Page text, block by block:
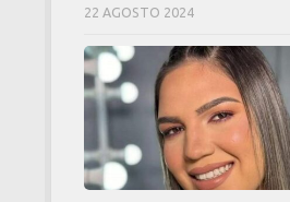
22 AGOSTO 2024